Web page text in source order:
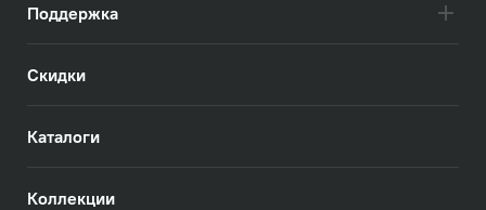
Поддержка
Скидки
Каталоги
Коллекции